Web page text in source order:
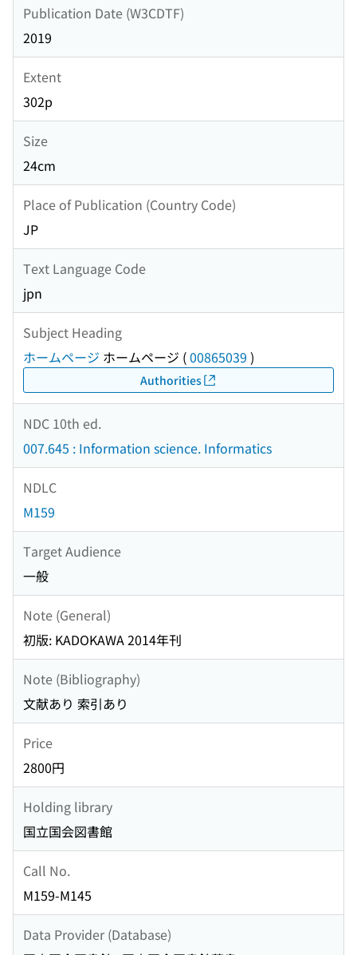
Publication Date (W3CDTF)
2019
Extent
302p
Size
24cm
Place of Publication (Country Code)
JP
Text Language Code
jpn
Subject Heading
ホームページ ホームページ (00865039 )
Authorities
NDC 10th ed.
007.645 : Information science. Informatics
NDLC
M159
Target Audience
一般
Note (General)
初版: KADOKAWA 2014年刊
Note (Bibliography)
文献あり 索引あり
Price
2800円
Holding library
国立国会図書館
Call No.
M159-M145
Data Provider (Database)